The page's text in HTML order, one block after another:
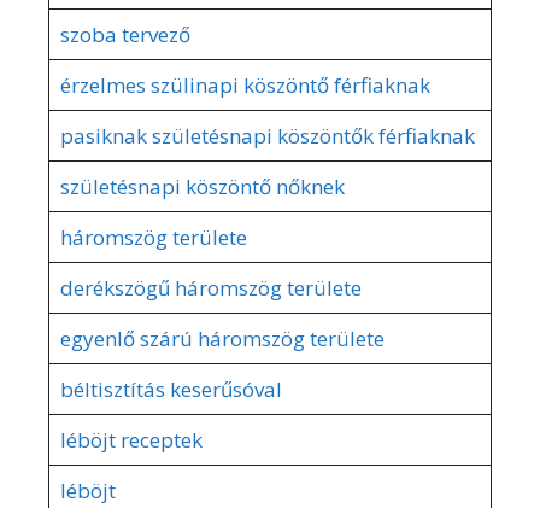
szoba tervező
érzelmes szülinapi köszöntő férfiaknak
pasiknak születésnapi köszöntők férfiaknak
születésnapi köszöntő nőknek
háromszög területe
derékszögű háromszög területe
egyenlő szárú háromszög területe
béltisztítás keserűsóval
léböjt receptek
léböjt